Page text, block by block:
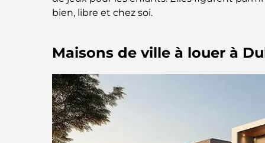
bien, libre et chez soi.
Maisons de ville à louer à